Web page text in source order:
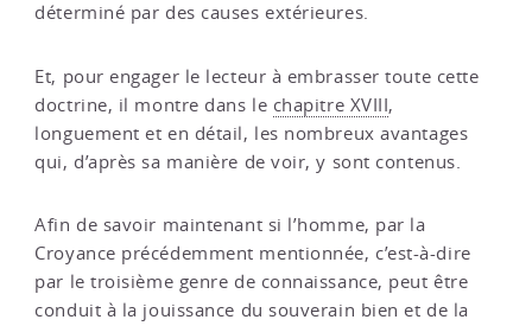
déterminé par des causes extérieures.
Et, pour engager le lecteur à embrasser toute cette
doctrine, il montre dans le chapitre XVIII,
longuement et en détail, les nombreux avantages
qui, d’après sa manière de voir, y sont contenus.
Afin de savoir maintenant si l’homme, par la
Croyance précédemment mentionnée, c’est-à-dire
par le troisième genre de connaissance, peut être
conduit à la jouissance du souverain bien et de la